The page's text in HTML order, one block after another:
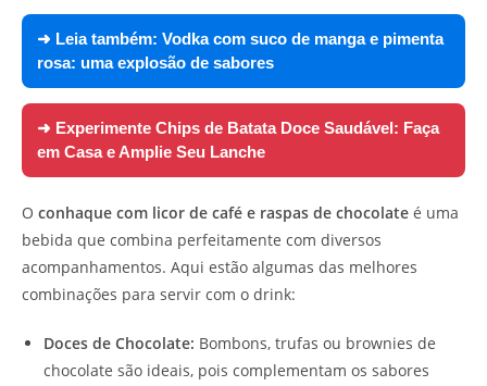
➜ Leia também: Vodka com suco de manga e pimenta
rosa: uma explosão de sabores
➜ Experimente Chips de Batata Doce Saudável: Faça
em Casa e Amplie Seu Lanche
O conhaque com licor de café e raspas de chocolate é uma
bebida que combina perfeitamente com diversos
acompanhamentos. Aqui estão algumas das melhores
combinações para servir com o drink:
Doces de Chocolate: Bombons, trufas ou brownies de
chocolate são ideais, pois complementam os sabores